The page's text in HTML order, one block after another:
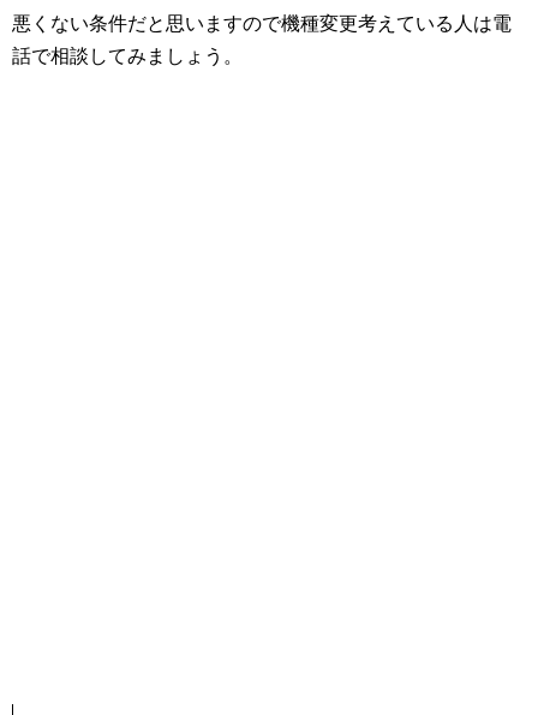
悪くない条件だと思いますので機種変更考えている人は電
話で相談してみましょう。